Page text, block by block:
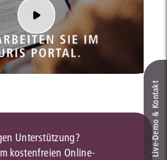
Unterstützung?
kostenfreien Online-
Live‑Demo & Kontakt